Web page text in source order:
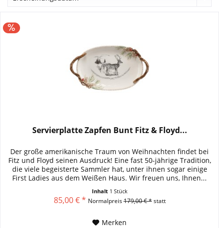
Servierplatte Zapfen Bunt Fitz & Floyd...
Der große amerikanische Traum von Weihnachten findet bei
Fitz und Floyd seinen Ausdruck! Eine fast 50-jährige Tradition,
die viele begeisterte Sammler hat, unter ihnen sogar einige
First Ladies aus dem Weißen Haus. Wir freuen uns, Ihnen...
Inhalt 1 Stück
85,00 € * Normalpreis179,00 € *statt
Merken